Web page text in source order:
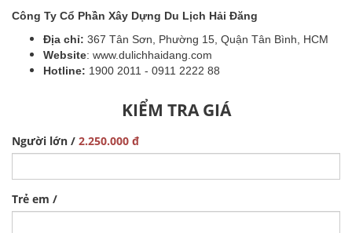
Công Ty Cổ Phần Xây Dựng Du Lịch Hải Đăng
Địa chỉ: 367 Tân Sơn, Phường 15, Quận Tân Bình, HCM
Website: www.dulichhaidang.com
Hotline: 1900 2011 - 0911 2222 88
KIỂM TRA GIÁ
Người lớn / 2.250.000 đ
Trẻ em /